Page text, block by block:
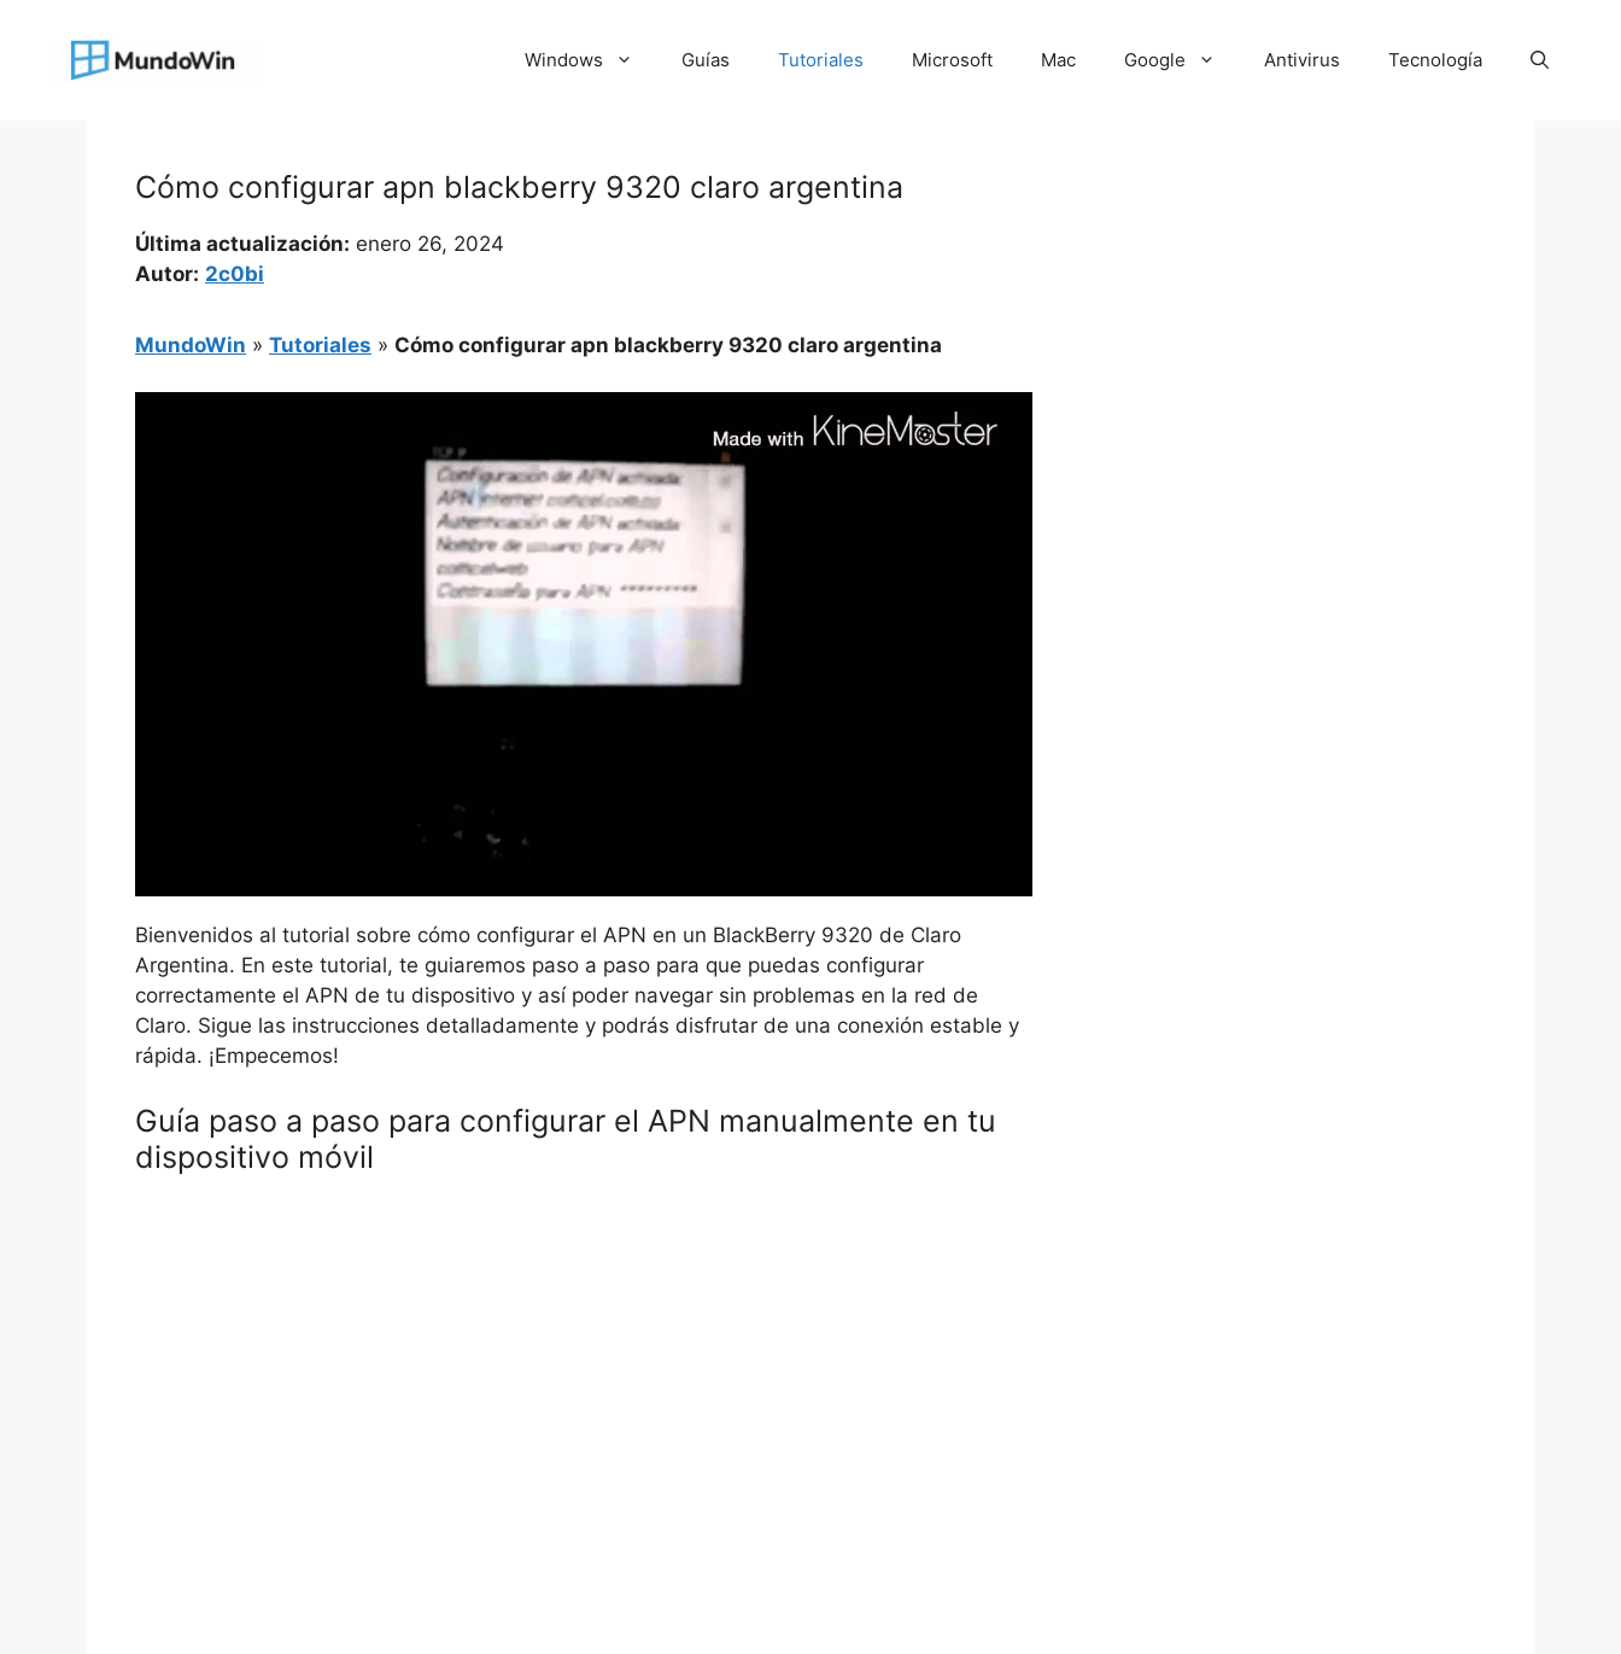
contenido
Windows Guías Tutoriales Microsoft Mac Google Antivirus Tecnología
Cómo configurar apn blackberry 9320 claro argentina
Última actualización: enero 26, 2024
Autor: 2c0bi
MundoWin » Tutoriales » Cómo configurar apn blackberry 9320 claro argentina
Bienvenidos al tutorial sobre cómo configurar el APN en un BlackBerry 9320 de Claro
Argentina. En este tutorial, te guiaremos paso a paso para que puedas configurar
correctamente el APN de tu dispositivo y así poder navegar sin problemas en la red de
Claro. Sigue las instrucciones detalladamente y podrás disfrutar de una conexión estable y
rápida. ¡Empecemos!
Guía paso a paso para configurar el APN manualmente en tu
dispositivo móvil